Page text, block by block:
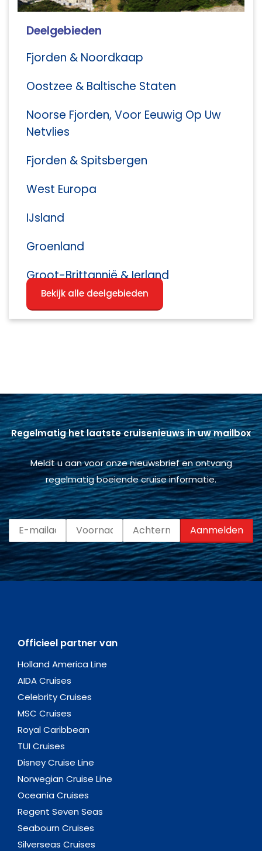
Deelgebieden
Fjorden & Noordkaap
Oostzee & Baltische Staten
Noorse Fjorden, Voor Eeuwig Op Uw
Netvlies
Fjorden & Spitsbergen
West Europa
IJsland
Groenland
Groot-Brittannië & Ierland
Bekijk alle deelgebieden
Regelmatig het laatste cruisenieuws in uw mailbox
Meldt u aan voor onze nieuwsbrief en ontvang
regelmatig boeiende cruise informatie.
Officieel partner van
Holland America Line
AIDA Cruises
Celebrity Cruises
MSC Cruises
Royal Caribbean
TUI Cruises
Disney Cruise Line
Norwegian Cruise Line
Oceania Cruises
Regent Seven Seas
Seabourn Cruises
Silverseas Cruises